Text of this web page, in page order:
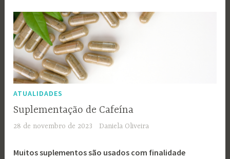
ATUALIDADES
Suplementação de Cafeína
28 de novembro de 2023 Daniela Oliveira
Muitos suplementos são usados com finalidade